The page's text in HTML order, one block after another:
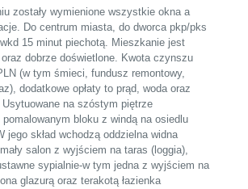
zostały wymienione wszystkie okna a
Do centrum miasta, do dworca pkp/pks
15 minut piechotą. Mieszkanie jest
dobrze doświetlone. Kwota czynszu
(w tym śmieci, fundusz remontowy,
dodatkowe opłaty to prąd, woda oraz
Usytuowane na szóstym piętrze
bloku z windą na osiedlu
jego skład wchodzą oddzielna widna
salon z wyjściem na taras (loggia),
sypialnie-w tym jedna z wyjściem na
glazurą oraz terakotą łazienka